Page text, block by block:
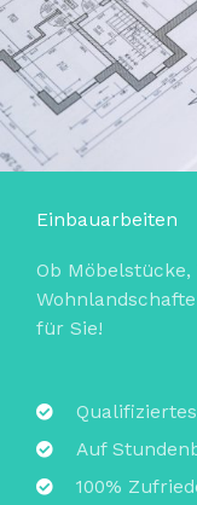
Einbauarbeiten
Ob
für Sie!
Auf
100%